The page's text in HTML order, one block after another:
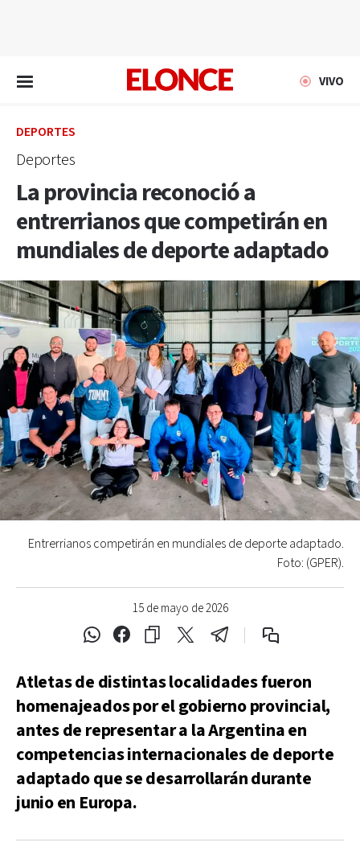
VIVO
DEPORTES
Deportes
La provincia reconoció a
entrerrianos que competirán en
mundiales de deporte adaptado
15 de mayo de 2026
Entrerrianos competirán en mundiales de deporte adaptado.
Foto: (GPER).
Atletas de distintas localidades fueron
homenajeados por el gobierno provincial,
antes de representar a la Argentina en
competencias internacionales de deporte
adaptado que se desarrollarán durante
junio en Europa.